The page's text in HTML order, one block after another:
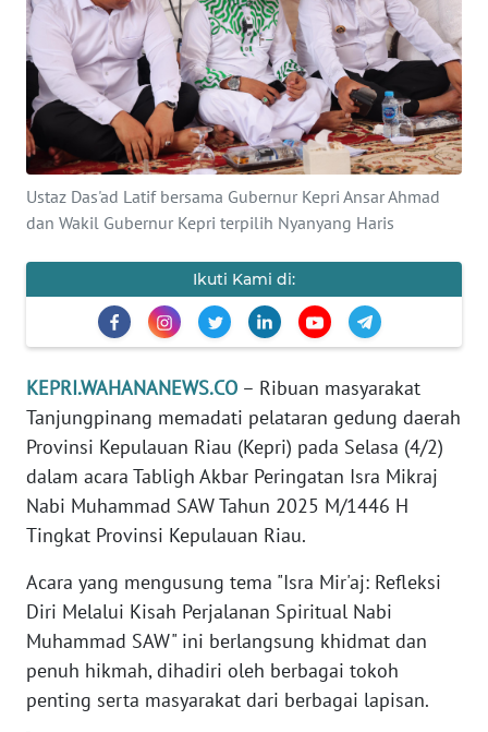
Ustaz Das'ad Latif bersama Gubernur Kepri Ansar Ahmad
dan Wakil Gubernur Kepri terpilih Nyanyang Haris
Ikuti Kami di:
KEPRI.WAHANANEWS.CO – Ribuan masyarakat
Tanjungpinang memadati pelataran gedung daerah
Provinsi Kepulauan Riau (Kepri) pada Selasa (4/2)
dalam acara Tabligh Akbar Peringatan Isra Mikraj
Nabi Muhammad SAW Tahun 2025 M/1446 H
Tingkat Provinsi Kepulauan Riau.
Acara yang mengusung tema "Isra Mir'aj: Refleksi
Diri Melalui Kisah Perjalanan Spiritual Nabi
Muhammad SAW" ini berlangsung khidmat dan
penuh hikmah, dihadiri oleh berbagai tokoh
penting serta masyarakat dari berbagai lapisan.
Informasi
INDEKS
BERITA
KAMI
INFO
TENTANG
PEDOMAN
MEDIA
SIBER
REDAKSI
KARIR
DISCLAIMER
Wahana